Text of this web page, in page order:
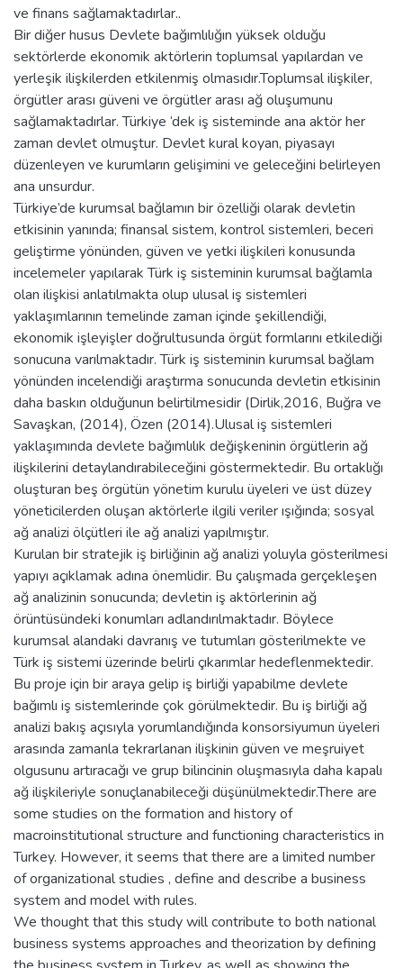
ve finans sağlamaktadırlar..
Bir diğer husus Devlete bağımlılığın yüksek olduğu
sektörlerde ekonomik aktörlerin toplumsal yapılardan ve
yerleşik ilişkilerden etkilenmiş olmasıdır.Toplumsal ilişkiler,
örgütler arası güveni ve örgütler arası ağ oluşumunu
sağlamaktadırlar. Türkiye ‘dek iş sisteminde ana aktör her
zaman devlet olmuştur. Devlet kural koyan, piyasayı
düzenleyen ve kurumların gelişimini ve geleceğini belirleyen
ana unsurdur.
Türkiye’de kurumsal bağlamın bir özelliği olarak devletin
etkisinin yanında; finansal sistem, kontrol sistemleri, beceri
geliştirme yönünden, güven ve yetki ilişkileri konusunda
incelemeler yapılarak Türk iş sisteminin kurumsal bağlamla
olan ilişkisi anlatılmakta olup ulusal iş sistemleri
yaklaşımlarının temelinde zaman içinde şekillendiği,
ekonomik işleyişler doğrultusunda örgüt formlarını etkilediği
sonucuna varılmaktadır. Türk iş sisteminin kurumsal bağlam
yönünden incelendiği araştırma sonucunda devletin etkisinin
daha baskın olduğunun belirtilmesidir (Dirlik,2016, Buğra ve
Savaşkan, (2014), Özen (2014).Ulusal iş sistemleri
yaklaşımında devlete bağımlılık değişkeninin örgütlerin ağ
ilişkilerini detaylandırabileceğini göstermektedir. Bu ortaklığı
oluşturan beş örgütün yönetim kurulu üyeleri ve üst düzey
yöneticilerden oluşan aktörlerle ilgili veriler ışığında; sosyal
ağ analizi ölçütleri ile ağ analizi yapılmıştır.
Kurulan bir stratejik iş birliğinin ağ analizi yoluyla gösterilmesi
yapıyı açıklamak adına önemlidir. Bu çalışmada gerçekleşen
ağ analizinin sonucunda; devletin iş aktörlerinin ağ
örüntüsündeki konumları adlandırılmaktadır. Böylece
kurumsal alandaki davranış ve tutumları gösterilmekte ve
Türk iş sistemi üzerinde belirli çıkarımlar hedeflenmektedir.
Bu proje için bir araya gelip iş birliği yapabilme devlete
bağımlı iş sistemlerinde çok görülmektedir. Bu iş birliği ağ
analizi bakış açısıyla yorumlandığında konsorsiyumun üyeleri
arasında zamanla tekrarlanan ilişkinin güven ve meşruiyet
olgusunu artıracağı ve grup bilincinin oluşmasıyla daha kapalı
ağ ilişkileriyle sonuçlanabileceği düşünülmektedir.There are
some studies on the formation and history of
macroinstitutional structure and functioning characteristics in
Turkey. However, it seems that there are a limited number
of organizational studies , define and describe a business
system and model with rules.
We thought that this study will contribute to both national
business systems approaches and theorization by defining